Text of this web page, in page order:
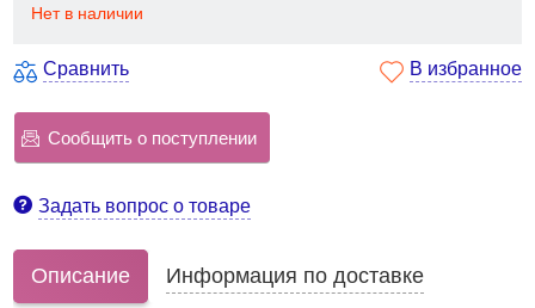
Нет в наличии
Сравнить В избранное
Сообщить о поступлении
Задать вопрос о товаре
Описание Информация по доставке